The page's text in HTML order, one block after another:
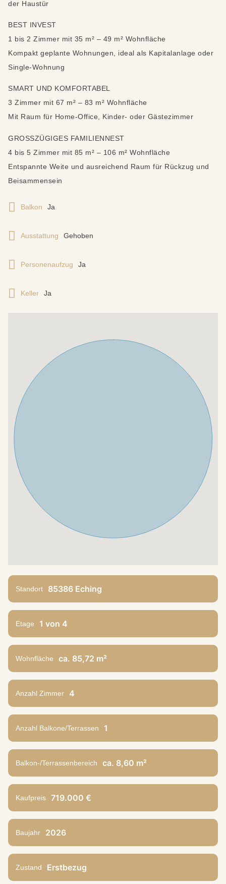
der Haustür
BEST INVEST
1 bis 2 Zimmer mit 35 m² – 49 m² Wohnfläche
Kompakt geplante Wohnungen, ideal als Kapitalanlage oder
Single-Wohnung
SMART UND KOMFORTABEL
3 Zimmer mit 67 m² – 83 m² Wohnfläche
Mit Raum für Home-Office, Kinder- oder Gästezimmer
GROSSZÜGIGES FAMILIENNEST
4 bis 5 Zimmer mit 85 m² – 106 m² Wohnfläche
Entspannte Weite und ausreichend Raum für Rückzug und
Beisammensein
Balkon Ja
Ausstattung Gehoben
Personenaufzug Ja
Keller Ja
Standort 85386 Eching
Etage 1 von 4
Wohnfläche ca. 85,72 m²
Anzahl Zimmer 4
Anzahl Balkone/Terrassen 1
Balkon-/Terrassenbereich ca. 8,60 m²
Kaufpreis 719.000 €
Baujahr 2026
Zustand Erstbezug